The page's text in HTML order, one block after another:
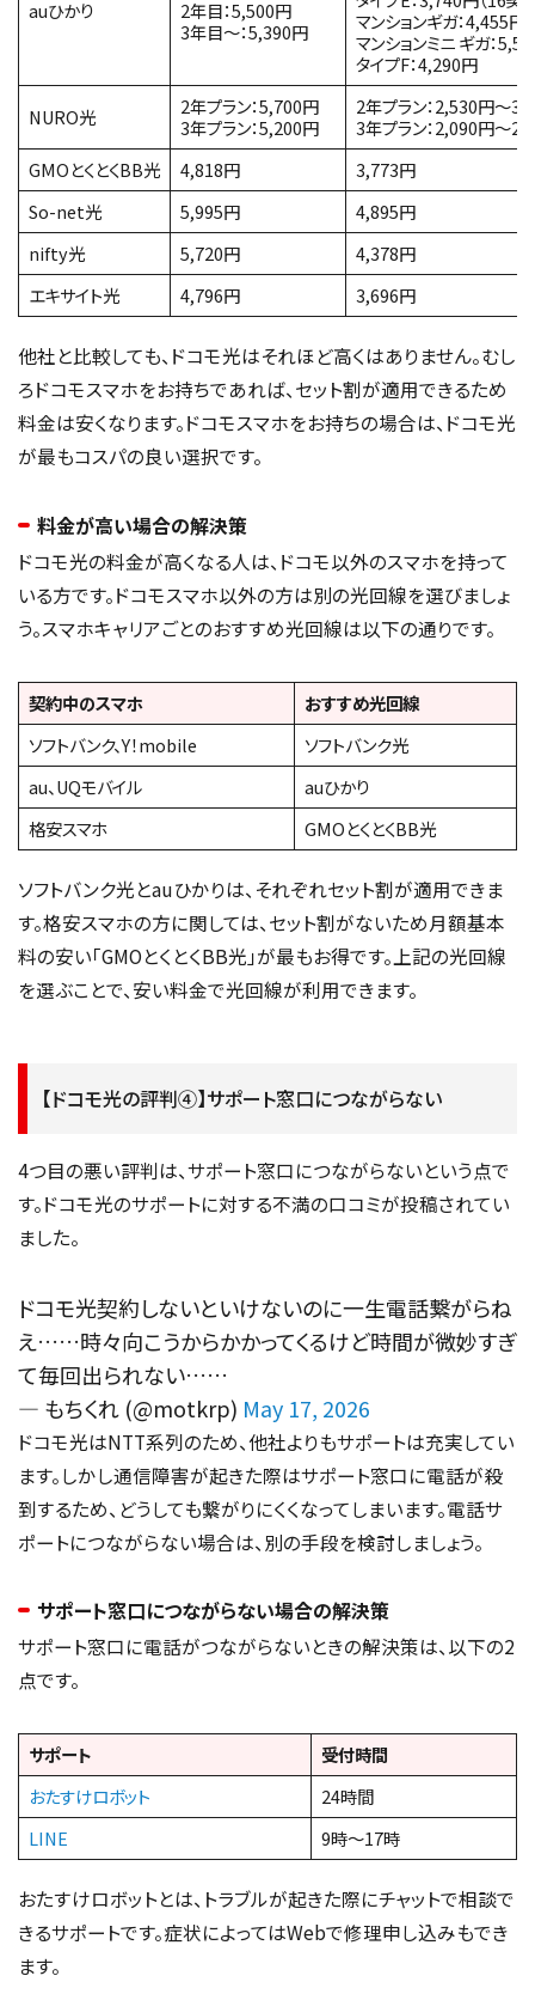
auひかり
2年目：5,500円
3年目〜：5,390円
マンションギガ：4,455円
マンションミニ ギガ：
タイプF：4,290円
NURO光
2年プラン：5,700円
3年プラン：5,200円
2年プラン：2,530円〜
3年プラン：2,090円〜
GMOとくとくBB光
4,818円
3,773円
So-net光
5,995円
4,895円
nifty光
5,720円
4,378円
エキサイト光
4,796円 3,696円
他社と比較しても、ドコモ光はそれほど高くはありません。むし
ろドコモスマホをお持ちであれば、セット割が適用できるため
料金は安くなります。ドコモスマホをお持ちの場合は、ドコモ光
が最もコスパの良い選択です。
料金が高い場合の解決策
ドコモ光の料金が高くなる人は、ドコモ以外のスマホを持って
いる方です。ドコモスマホ以外の方は別の光回線を選びましょ
う。スマホキャリアごとのおすすめ光回線は以下の通りです。
契約中のスマホ
おすすめ光回線
ソフトバンク、Y！mobile
ソフトバンク光
au、UQモバイル
auひかり
格安スマホ
GMOとくとくBB光
ソフトバンク光とauひかりは、それぞれセット割が適用できま
す。格安スマホの方に関しては、セット割がないため月額基本
料の安い「GMOとくとくBB光」が最もお得です。上記の光回線
を選ぶことで、安い料金で光回線が利用できます。
【ドコモ光の評判④】サポート窓口につながらない
4つ目の悪い評判は、サポート窓口につながらないという点で
す。ドコモ光のサポートに対する不満の口コミが投稿されてい
ました。
ドコモ光契約しないといけないのに一生電話繋がらね
え……時々向こうからかかってくるけど時間が微妙すぎ
て毎回出られない……
— もちくれ (@motkrp) May 17, 2026
ドコモ光はNTT系列のため、他社よりもサポートは充実してい
ます。しかし通信障害が起きた際はサポート窓口に電話が殺
到するため、どうしても繋がりにくくなってしまいます。電話サ
ポートにつながらない場合は、別の手段を検討しましょう。
サポート窓口につながらない場合の解決策
サポート窓口に電話がつながらないときの解決策は、以下の2
点です。
サポート
受付時間
おたすけロボット
24時間
LINE
9時〜17時
おたすけロボットとは、トラブルが起きた際にチャットで相談で
きるサポートです。症状によってはWebで修理申し込みもでき
ます。